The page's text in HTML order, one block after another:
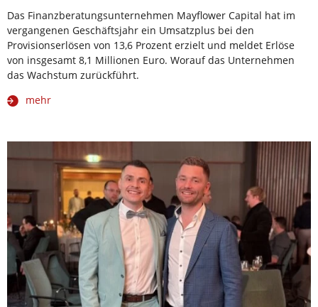
Das Finanzberatungsunternehmen Mayflower Capital hat im
vergangenen Geschäftsjahr ein Umsatzplus bei den
Provisionserlösen von 13,6 Prozent erzielt und meldet Erlöse
von insgesamt 8,1 Millionen Euro. Worauf das Unternehmen
das Wachstum zurückführt.
mehr